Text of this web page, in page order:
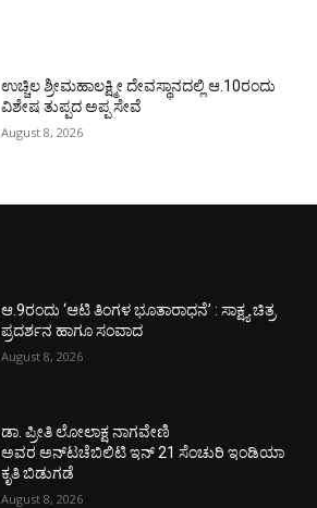
ಉಚ್ಚಿಲ ಶ್ರೀಮಹಾಲಕ್ಷ್ಮೀ ದೇವಸ್ಥಾನದಲ್ಲಿ ಆ.10ರಂದು
ವಿಶೇಷ ತುಪ್ಪದ ಅಪ್ಪ ಸೇವೆ
August 8, 2026
ಆ.9ರಂದು ‘ಆಟಿ ತಿಂಗಳ ಭೂತಾರಾಧನೆ’ : ಸಾಕ್ಷ್ಯ ಚಿತ್ರ
ಪ್ರದರ್ಶನ ಹಾಗೂ ಸಂವಾದ
August 8, 2026
ಡಾ. ಪ್ರೀತಿ ಲೋಲಾಕ್ಷ ನಾಗವೇಣಿ
ಅವರ ಅನ್‌ಟಚೆಬಿಲಿಟಿ ಇನ್ 21 ಸೆಂಚುರಿ ಇಂಡಿಯಾ
ಕೃತಿ ಬಿಡುಗಡೆ
August 8, 2026